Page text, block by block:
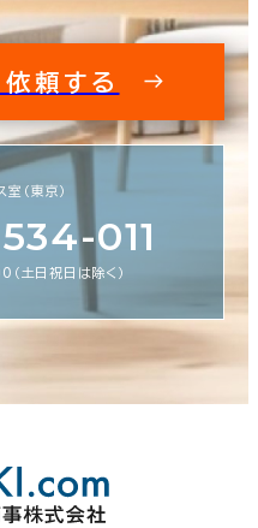
頼する
（東京）
011
土日祝日は除く）